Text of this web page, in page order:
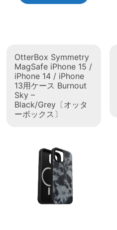
OtterBox Symmetry
MagSafe iPhone 15 /
iPhone 14 / iPhone
13用ケース Burnout
Sky –
Black/Grey〔オッタ
ーボックス〕